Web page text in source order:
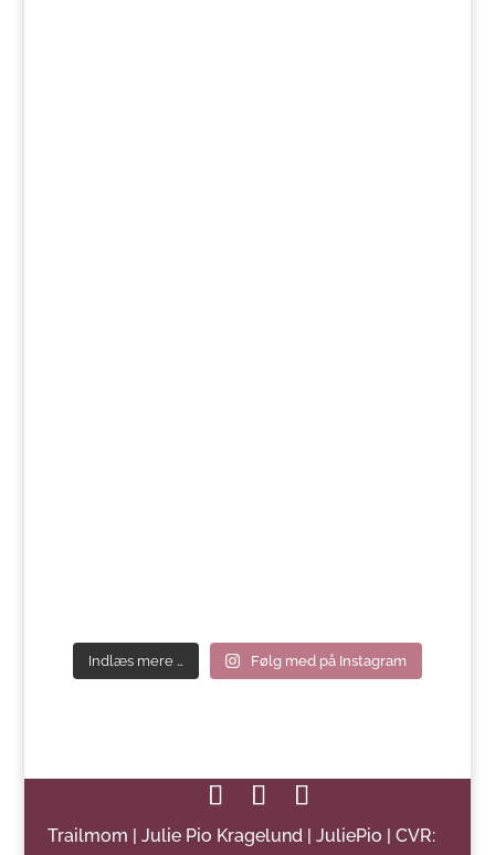
Indlæs mere … Følg med på Instagram
Trailmom | Julie Pio Kragelund | JuliePio | CVR: